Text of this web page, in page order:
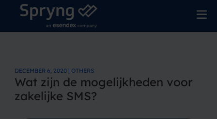
DECEMBER 6, 2020 | OTHERS
Wat zijn de mogelijkheden voor
zakelijke SMS?